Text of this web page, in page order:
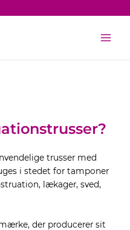
trusser med
i stedet for tamponer
lækager, sved,
der producerer sit